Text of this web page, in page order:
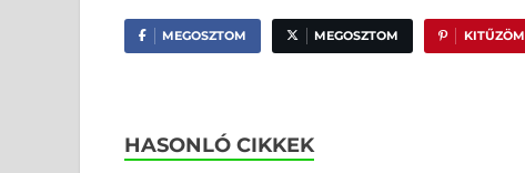
MEGOSZTOM MEGOSZTOM KITŰZÖM
HASONLÓ CIKKEK